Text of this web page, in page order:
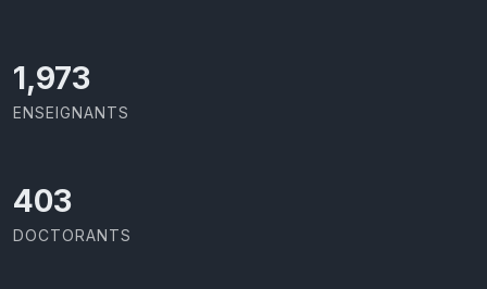
2,086
ENSEIGNANTS
426
DOCTORANTS